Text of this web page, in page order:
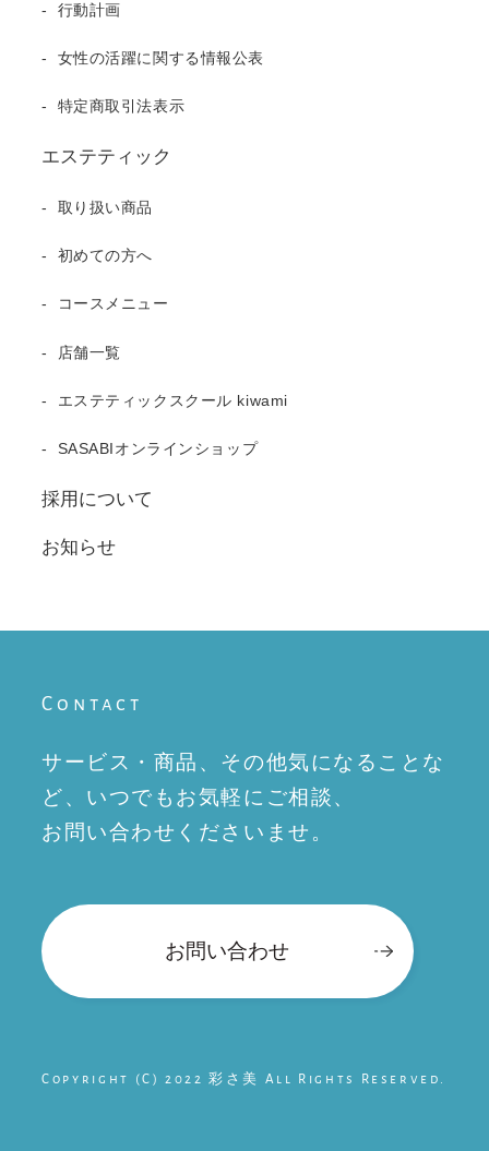
Contact
サービス・商品、その他気になることな
ど、 いつでもお気軽にご相談、
お問い合わせくださいませ。
お問い合わせ
Copyright (C) 2022 彩さ美 All Rights Reserved.
行動計画
女性の活躍に関する情報公表
特定商取引法表示
エステティック
取り扱い商品
初めての方へ
コースメニュー
店舗一覧
エステティックスクール kiwami
SASABIオンラインショップ
採用について
お知らせ